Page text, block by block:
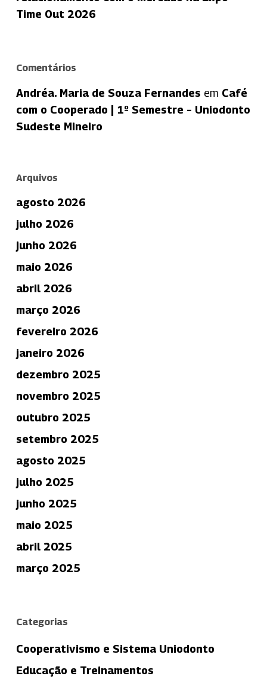
Time Out 2026
Comentários
Andréa. Maria de Souza Fernandes em Café
com o Cooperado | 1º Semestre – Uniodonto
Sudeste Mineiro
Arquivos
agosto 2026
julho 2026
junho 2026
maio 2026
abril 2026
março 2026
fevereiro 2026
janeiro 2026
dezembro 2025
novembro 2025
outubro 2025
setembro 2025
agosto 2025
julho 2025
junho 2025
maio 2025
abril 2025
março 2025
Categorias
Cooperativismo e Sistema Uniodonto
Educação e Treinamentos